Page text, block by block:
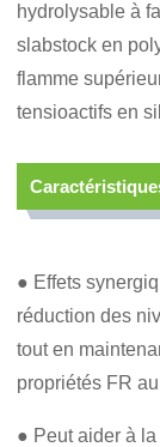
hydrolysable à
slabstock en
flamme
tensioactifs en
● Effets
réduction des
tout en
propriétés FR
● Peut aider à